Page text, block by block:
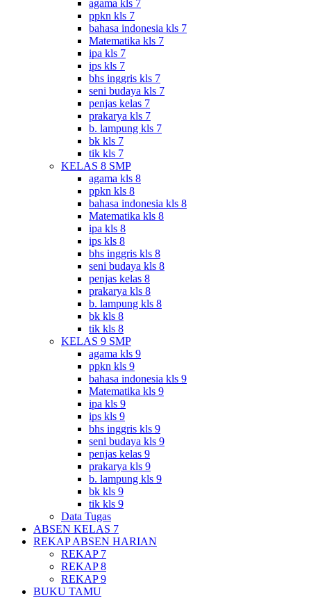
agama kls 7
ppkn kls 7
bahasa indonesia kls 7
Matematika kls 7
ipa kls 7
ips kls 7
bhs inggris kls 7
seni budaya kls 7
penjas kelas 7
prakarya kls 7
b. lampung kls 7
bk kls 7
tik kls 7
KELAS 8 SMP
agama kls 8
ppkn kls 8
bahasa indonesia kls 8
Matematika kls 8
ipa kls 8
ips kls 8
bhs inggris kls 8
seni budaya kls 8
penjas kelas 8
prakarya kls 8
b. lampung kls 8
bk kls 8
tik kls 8
KELAS 9 SMP
agama kls 9
ppkn kls 9
bahasa indonesia kls 9
Matematika kls 9
ipa kls 9
ips kls 9
bhs inggris kls 9
seni budaya kls 9
penjas kelas 9
prakarya kls 9
b. lampung kls 9
bk kls 9
tik kls 9
Data Tugas
ABSEN KELAS 7
REKAP ABSEN HARIAN
REKAP 7
REKAP 8
REKAP 9
BUKU TAMU